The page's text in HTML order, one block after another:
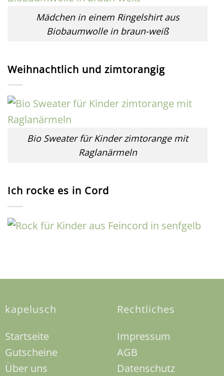
Mädchen in einem Ringelshirt aus
Biobaumwolle in braun-weiß
Weihnachtlich und zimtorangig
Bio Sweater für Kinder zimtorange mit
Raglanärmeln
Ich rocke es in Cord
kapelusch
Startseite
Gutscheine
Über uns
Rechtliches
Impressum
AGB
Datenschutz